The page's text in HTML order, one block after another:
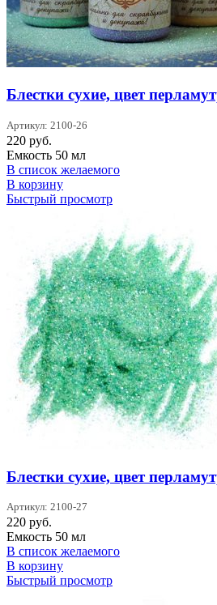
Блестки сухие, цвет
Артикул: 2100-26
220 руб.
Емкость 50 мл
В список желаемого
В корзину
Быстрый просмотр
Блестки сухие, цвет
Артикул: 2100-27
220 руб.
Емкость 50 мл
В список желаемого
В корзину
Быстрый просмотр